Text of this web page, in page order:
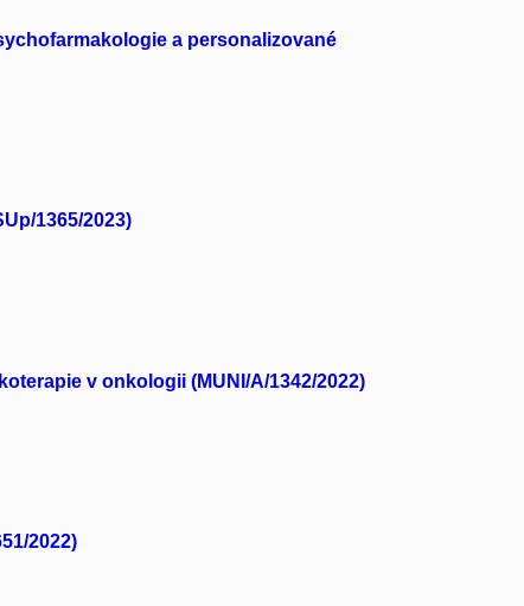
a personalizované
1365/2023)
v onkologii (MUNI/A/1342/2022)
2022)